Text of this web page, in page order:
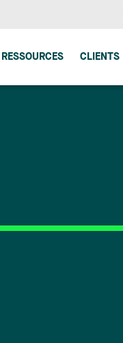
RESSOURCES CLIENTS